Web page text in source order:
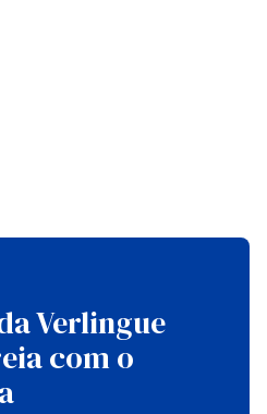
Verlingue
com o